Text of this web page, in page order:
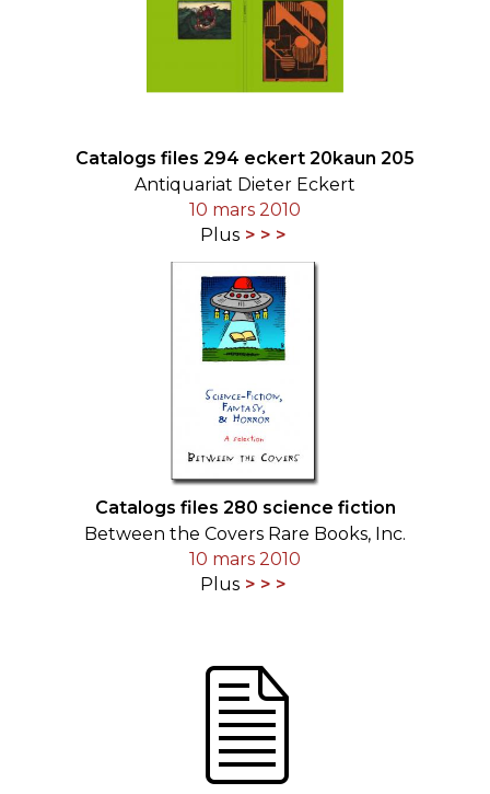
Catalogs files 294 eckert 20kaun 205
Antiquariat Dieter Eckert
10 mars 2010
Plus
Catalogs files 280 science fiction
Between the Covers Rare Books, Inc.
10 mars 2010
Plus